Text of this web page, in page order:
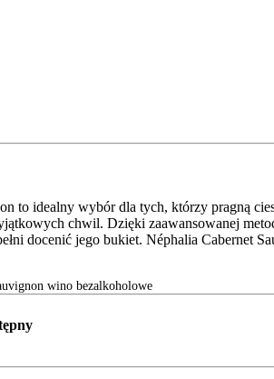
to idealny wybór dla tych, którzy pragną
chwil. Dzięki zaawansowanej
docenić jego bukiet. Néphalia Cabernet
wino bezalkoholowe